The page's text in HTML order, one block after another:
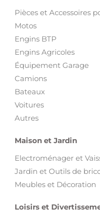
Pièces et Accessoires
Motos
Engins BTP
Engins Agricoles
Équipement Garage
Camions
Bateaux
Voitures
Autres
Maison et Jardin
Electroménager et
Jardin et Outils de
Meubles et Décoration
Loisirs et